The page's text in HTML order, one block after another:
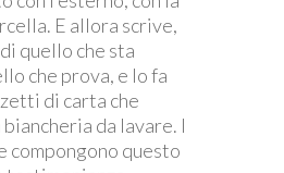
E allora scrive,
quello che sta
che prova, e lo fa
di carta che
da lavare. I
compongono questo